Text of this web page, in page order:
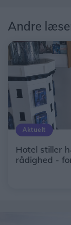
Andre
Aktuelt
Hotel stiller
rådighed -